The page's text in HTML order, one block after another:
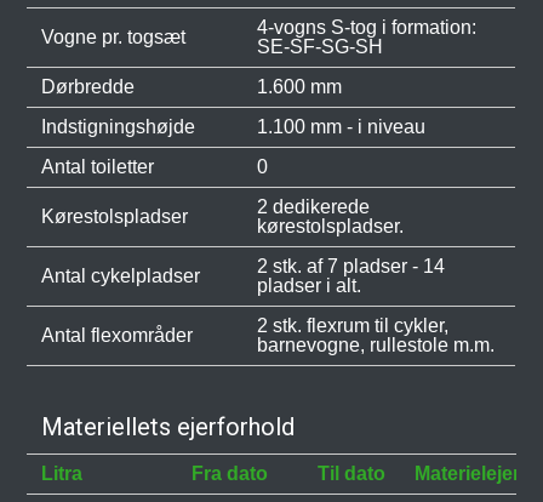
Vogne pr. togsæt
4-vogns S-tog i formation:
SE-SF-SG-SH
Dørbredde
1.600 mm
Indstigningshøjde
1.100 mm - i niveau
Antal toiletter
0
Kørestolspladser
2 dedikerede
kørestolspladser.
Antal cykelpladser
2 stk. af 7 pladser - 14
pladser i alt.
Antal flexområder
2 stk. flexrum til cykler,
barnevogne, rullestole m.m.
Materiellets ejerforhold
Litra Fra dato Til dato Materielejer